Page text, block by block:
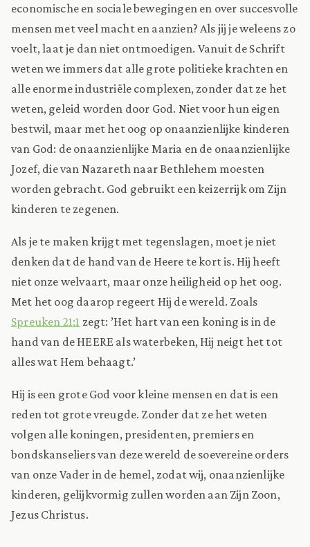
economische en sociale bewegingen en over succesvolle
mensen met veel macht en aanzien? Als jij je weleens zo
voelt, laat je dan niet ontmoedigen. Vanuit de Schrift
weten we immers dat alle grote politieke krachten en
alle enorme industriële complexen, zonder dat ze het
weten, geleid worden door God. Niet voor hun eigen
bestwil, maar met het oog op onaanzienlijke kinderen
van God: de onaanzienlijke Maria en de onaanzienlijke
Jozef, die van Nazareth naar Bethlehem moesten
worden gebracht. God gebruikt een keizerrijk om Zijn
kinderen te zegenen.
Als je te maken krijgt met tegenslagen, moet je niet
denken dat de hand van de Heere te kort is. Hij heeft
niet onze welvaart, maar onze heiligheid op het oog.
Met het oog daarop regeert Hij de wereld. Zoals
Spreuken 21:1 zegt: ’Het hart van een koning is in de
hand van de HEERE als waterbeken, Hij neigt het tot
alles wat Hem behaagt.’
Hij is een grote God voor kleine mensen en dat is een
reden tot grote vreugde. Zonder dat ze het weten
volgen alle koningen, presidenten, premiers en
bondskanseliers van deze wereld de soevereine orders
van onze Vader in de hemel, zodat wij, onaanzienlijke
kinderen, gelijkvormig zullen worden aan Zijn Zoon,
Jezus Christus.